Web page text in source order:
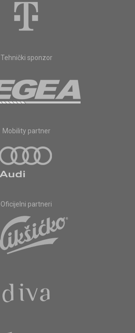
Tehnički sponzor
Mobility partner
Oficijelni partneri